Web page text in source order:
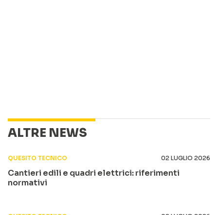
ALTRE NEWS
QUESITO TECNICO 02 LUGLIO 2026
Cantieri edili e quadri elettrici: riferimenti
normativi